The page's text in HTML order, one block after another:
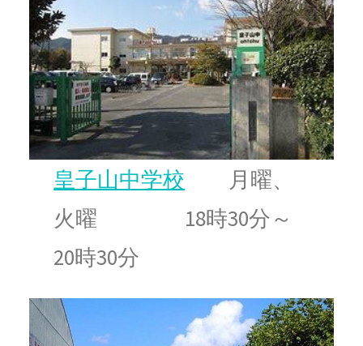
皇子山中学校 月曜、
火曜 18時30分～
20時30分